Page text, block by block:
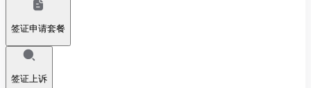
签证申请套餐
签证上诉